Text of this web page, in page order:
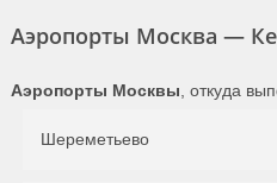
Аэропорты Москва —
Аэропорты Москвы , откуда
Шереметьево